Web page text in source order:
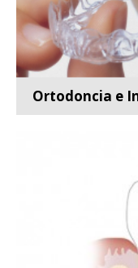
Ortodoncia e
Especialidad de